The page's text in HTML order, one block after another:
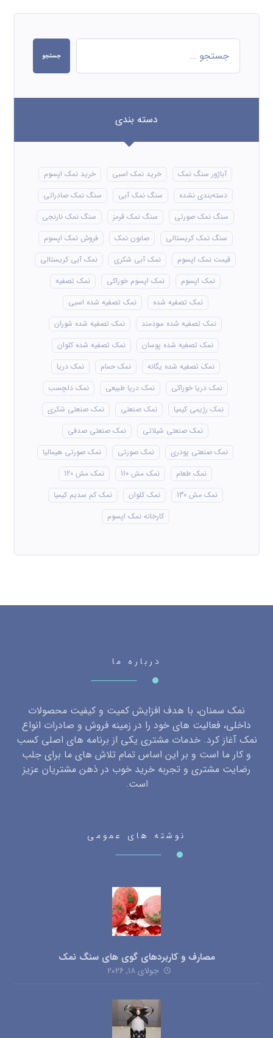
جستجو
دسته بندی
آباژور سنگ نمک خرید نمک اسبی
خرید نمک اپسوم
دسته‌بندی نشده
سنگ نمک آبی
سنگ نمک صادراتی
سنگ نمک صورتی
سنگ نمک قرمز
سنگ نمک نارنجی
سنگ نمک کریستالی
صابون نمک
فروش نمک اپسوم
قیمت نمک اپسوم
نمک آبی شکری
نمک آبی کریستالی
نمک اپسوم
نمک اپسوم خوراکی
نمک تصفیه
نمک تصفیه شده
نمک تصفیه شده اسبی
نمک تصفیه شده سودمند
نمک تصفیه شده شوران
نمک تصفیه شده پوسان
نمک تصفیه شده کلوان
نمک تصفیه شده یگانه
نمک حمام
نمک دریا
نمک دریا خوراکی
نمک دریا طبیعی
نمک دلچسب
نمک رژیمی کیمیا
نمک صنعتی
نمک صنعتی شکری
نمک صنعتی شیلاتی
نمک صنعتی صدفی
نمک صنعتی پودری
نمک صورتی
نمک صورتی هیمالیا
نمک طعام
نمک مش 110
نمک مش 120
نمک مش 130
نمک کلوان
نمک کم سدیم کیمیا
کارخانه نمک اپسوم
درباره ما
نمک سمنان، با هدف افزایش کمیت و کیفیت محصولات
داخلی، فعالیت های خود را در زمینه فروش و صادرات انواع
نمک آغاز کرد. خدمات مشتری یکی از برنامه های اصلی کسب
و کار ما است و بر این اساس تمام تلاش های ما برای جلب
رضایت مشتری و تجربه خرید خوب در ذهن مشتریان عزیز
است.
نوشته های عمومی
مصارف و کاربردهای گوی های سنگ نمک
جولای ۱۸, ۲۰۲۶